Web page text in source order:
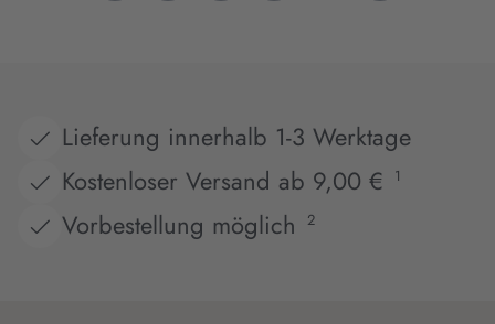
Lieferung innerhalb 1-3 Werktage
Kostenloser Versand ab 9,00 €
1
Vorbestellung möglich 2